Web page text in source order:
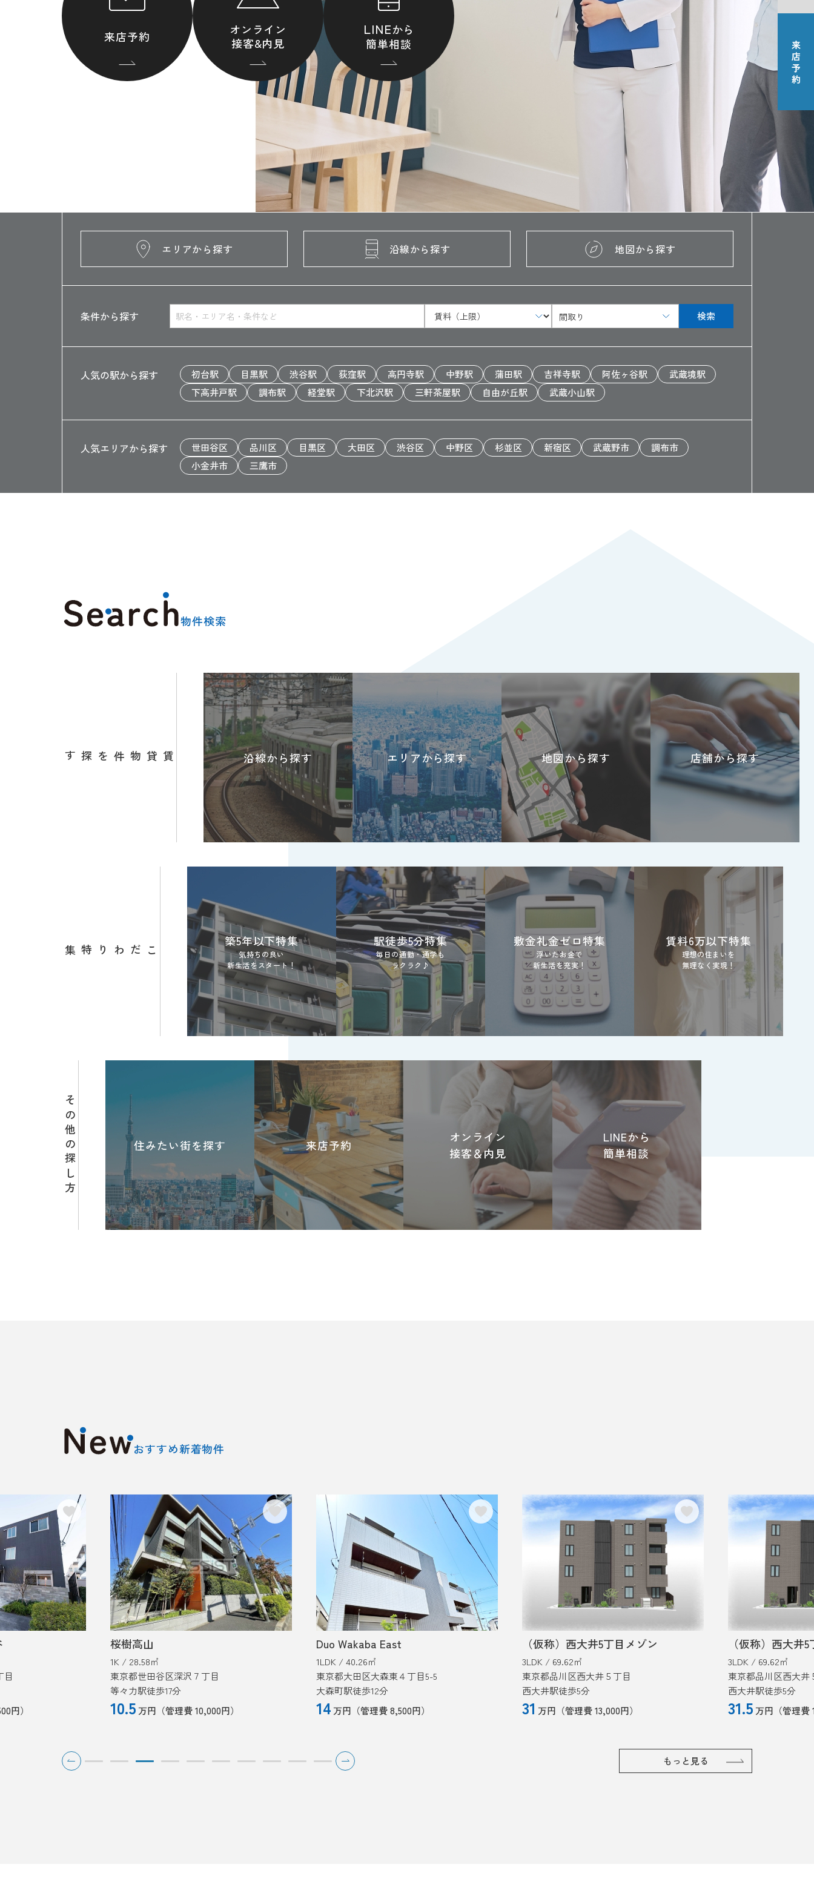
来店予約
オンライン
接客&内見
LINEから
簡単相談
エリアから探す 沿線から探す 地図から探す
条件から探す 間取り 検索
人気の駅から探す 初台駅 目黒駅 渋谷駅 荻窪駅 高円寺駅 中野駅 蒲田駅 吉祥寺駅 阿佐ヶ谷駅
武蔵境駅
下高井戸駅
調布駅 経堂駅 下北沢駅 三軒茶屋駅 自由が丘駅 武蔵小山駅
人気エリアから探す 世田谷区 品川区 目黒区 大田区 渋谷区 中野区 杉並区 新宿区 武蔵野市
調布市
小金井市
三鷹市
物件検索
賃貸物件を探す 沿線から探す エリアから探す 地図から探す 店舗から探す
こだわり特集
築5年以下特集
気持ちの良い
新生活をスタート！
駅徒歩5分特集
毎日の通勤・通学も
ラクラク♪
敷金礼金ゼロ特集
浮いたお金で
新生活を充実！
賃料6万以下特集
理想の住まいを
無理なく実現！
その他の探し方 住みたい街を探す 来店予約
オンライン
接客＆内見
LINEから
簡単相談
おすすめ新着物件
高山
都世田谷区深沢７丁目
万円 （管理費 10,000円）
東京都大田区大森東４丁目5-5
14万円（管理費 8,500円）
（仮称）西大井5丁目メゾン
東京都品川区西大井５丁目
31万円
（仮称）西大井5丁目メゾン
東京都品川区西大井５丁目
31.5万円 （管理費 13,000円）
もっと見る